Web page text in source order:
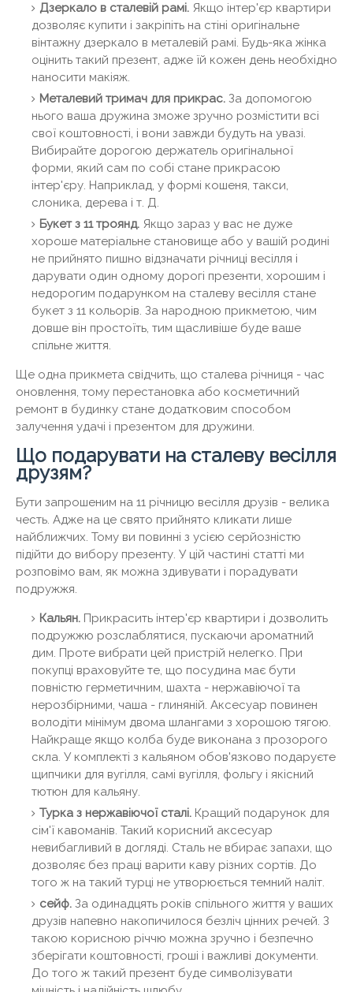
Дзеркало в сталевій рамі. Якщо інтер'єр квартири
дозволяє купити і закріпіть на стіні оригінальне
вінтажну дзеркало в металевій рамі. Будь-яка жінка
оцінить такий презент, адже їй кожен день необхідно
наносити макіяж.
Металевий тримач для прикрас. За допомогою
нього ваша дружина зможе зручно розмістити всі
свої коштовності, і вони завжди будуть на увазі.
Вибирайте дорогою держатель оригінальної
форми, який сам по собі стане прикрасою
інтер'єру. Наприклад, у формі кошеня, такси,
слоника, дерева і т. Д.
Букет з 11 троянд. Якщо зараз у вас не дуже
хороше матеріальне становище або у вашій родині
не прийнято пишно відзначати річниці весілля і
дарувати один одному дорогі презенти, хорошим і
недорогим подарунком на сталеву весілля стане
букет з 11 кольорів. За народною прикметою, чим
довше він простоїть, тим щасливіше буде ваше
спільне життя.
Ще одна прикмета свідчить, що сталева річниця - час
оновлення, тому перестановка або косметичний
ремонт в будинку стане додатковим способом
залучення удачі і презентом для дружини.
Що подарувати на сталеву весілля
друзям?
Бути запрошеним на 11 річницю весілля друзів - велика
честь. Адже на це свято прийнято кликати лише
найближчих. Тому ви повинні з усією серйозністю
підійти до вибору презенту. У цій частині статті ми
розповімо вам, як можна здивувати і порадувати
подружжя.
Кальян. Прикрасить інтер'єр квартири і дозволить
подружжю розслаблятися, пускаючи ароматний
дим. Проте вибрати цей пристрій нелегко. При
покупці враховуйте те, що посудина має бути
повністю герметичним, шахта - нержавіючої та
нерозбірними, чаша - глиняній. Аксесуар повинен
володіти мінімум двома шлангами з хорошою тягою.
Найкраще якщо колба буде виконана з прозорого
скла. У комплекті з кальяном обов'язково подаруєте
щипчики для вугілля, самі вугілля, фольгу і якісний
тютюн для кальяну.
Турка з нержавіючої сталі. Кращий подарунок для
сім'ї кавоманів. Такий корисний аксесуар
невибагливий в догляді. Сталь не вбирає запахи, що
дозволяє без праці варити каву різних сортів. До
того ж на такий турці не утворюється темний наліт.
сейф. За одинадцять років спільного життя у ваших
друзів напевно накопичилося безліч цінних речей. З
такою корисною річчю можна зручно і безпечно
зберігати коштовності, гроші і важливі документи.
До того ж такий презент буде символізувати